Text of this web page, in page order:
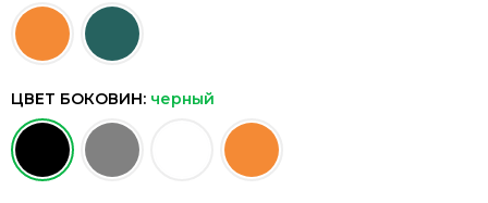
ЦВЕТ БОКОВИН: черный